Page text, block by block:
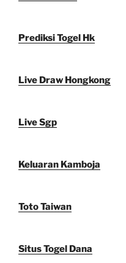
Prediksi Togel Hk
Live Draw Hongkong
Live Sgp
Keluaran Kamboja
Toto Taiwan
Situs Togel Dana